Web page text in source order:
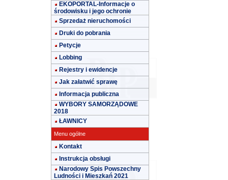
EKOPORTAL-Informacje o
środowisku i jego ochronie
Sprzedaż nieruchomości
Druki do pobrania
Petycje
Lobbing
Rejestry i ewidencje
Jak załatwić sprawę
Informacja publiczna
WYBORY SAMORZĄDOWE
2018
ŁAWNICY
Menu ogólne
Kontakt
Instrukcja obsługi
Narodowy Spis Powszechny
Ludności i Mieszkań 2021